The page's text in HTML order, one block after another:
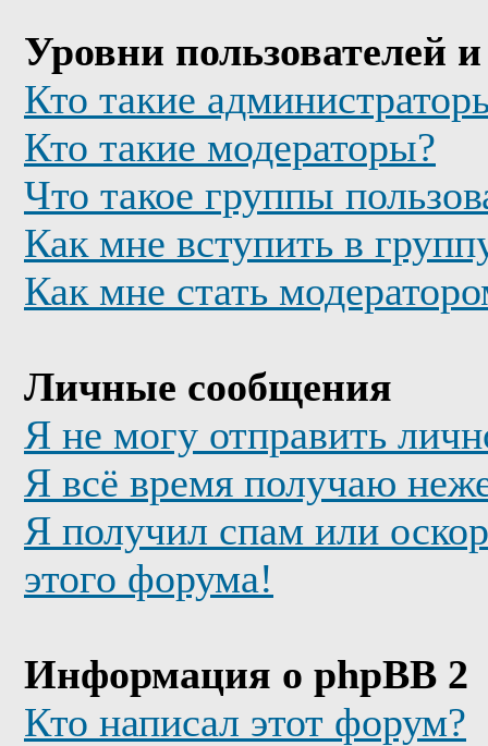
Уровни пользователей
Кто такие
Кто такие модераторы?
Что такое группы
Как мне вступить в
Как мне стать
Личные сообщения
Я не могу отправить
Я всё время получаю
Я получил спам или
этого форума!
Информация о phpBB 2
Кто написал этот форум?